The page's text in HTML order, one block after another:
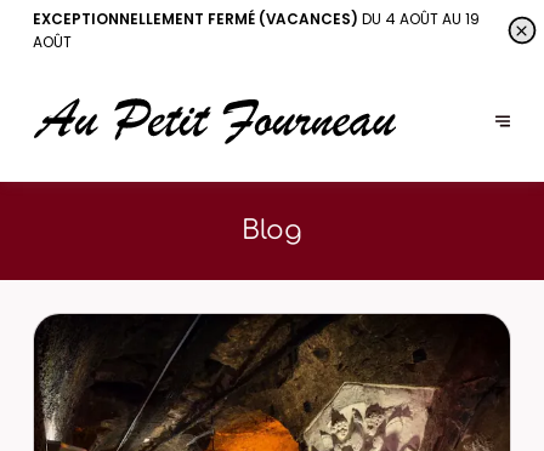
EXCEPTIONNELLEMENT FERMÉ (VACANCES) DU 4 AOÛT AU 19
AOÛT
Blog